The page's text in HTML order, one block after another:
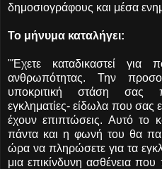
δημοσιογράφους και μέσα
Το μήνυμα καταλήγει:
"Έχετε καταδικαστεί για
ανθρωπότητας. Την
υποκριτική στάση σας
εγκληματίες- είδωλα που σας
έχουν επιπτώσεις. Αυτό το
πάντα και η φωνή του θα
ώρα να πληρώσετε για τα
μια επικίνδυνη ασθένεια